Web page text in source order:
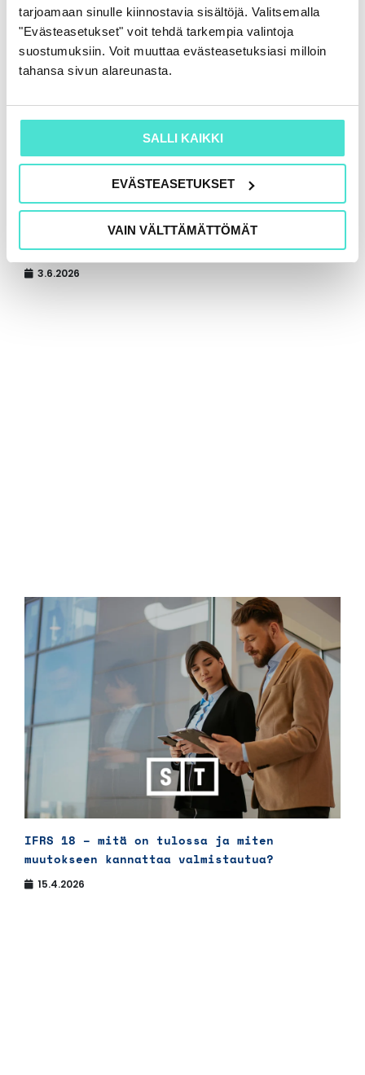
tarjoamaan sinulle kiinnostavia sisältöjä. Valitsemalla
"Evästeasetukset" voit tehdä tarkempia valintoja
suostumuksiin. Voit muuttaa evästeasetuksiasi milloin
tahansa sivun alareunasta.
SALLI KAIKKI
EVÄSTEASETUKSET
VAIN VÄLTTÄMÄTTÖMÄT
Tekoäly ja tietoturva: mitä jokaisen
käyttäjän on hyvä ymmärtää?
3.6.2026
IFRS 18 – mitä on tulossa ja miten
muutokseen kannattaa valmistautua?
15.4.2026